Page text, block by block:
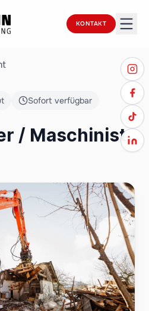
KONTAKT
Sofort verfügbar
/ Maschinist